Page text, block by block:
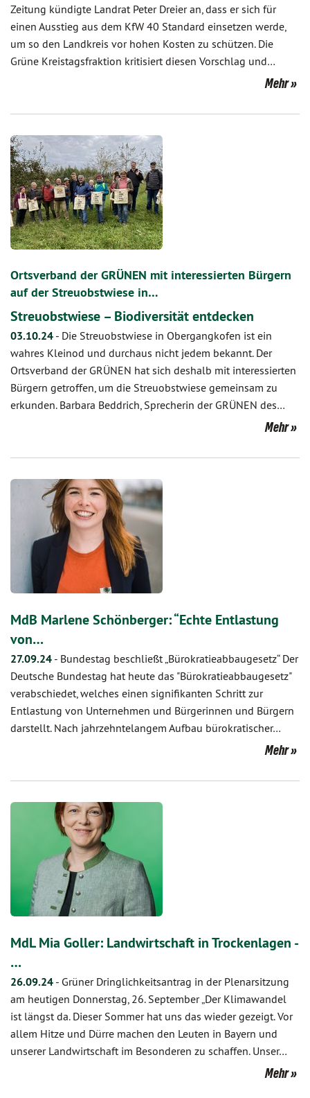
Zeitung kündigte Landrat Peter Dreier an, dass er sich für
einen Ausstieg aus dem KfW 40 Standard einsetzen werde,
um so den Landkreis vor hohen Kosten zu schützen. Die
Grüne Kreistagsfraktion kritisiert diesen Vorschlag und…
Mehr
Ortsverband der GRÜNEN mit interessierten Bürgern
auf der Streuobstwiese in…
Streuobstwiese – Biodiversität entdecken
03.10.24 - Die Streuobstwiese in Obergangkofen ist ein
wahres Kleinod und durchaus nicht jedem bekannt. Der
Ortsverband der GRÜNEN hat sich deshalb mit interessierten
Bürgern getroffen, um die Streuobstwiese gemeinsam zu
erkunden. Barbara Beddrich, Sprecherin der GRÜNEN des…
Mehr
MdB Marlene Schönberger: “Echte Entlastung
von…
27.09.24 - Bundestag beschließt „Bürokratieabbaugesetz“ Der
Deutsche Bundestag hat heute das "Bürokratieabbaugesetz"
verabschiedet, welches einen signifikanten Schritt zur
Entlastung von Unternehmen und Bürgerinnen und Bürgern
darstellt. Nach jahrzehntelangem Aufbau bürokratischer…
Mehr
MdL Mia Goller: Landwirtschaft in Trockenlagen -
…
26.09.24 - Grüner Dringlichkeitsantrag in der Plenarsitzung
am heutigen Donnerstag, 26. September „Der Klimawandel
ist längst da. Dieser Sommer hat uns das wieder gezeigt. Vor
allem Hitze und Dürre machen den Leuten in Bayern und
unserer Landwirtschaft im Besonderen zu schaffen. Unser…
Mehr